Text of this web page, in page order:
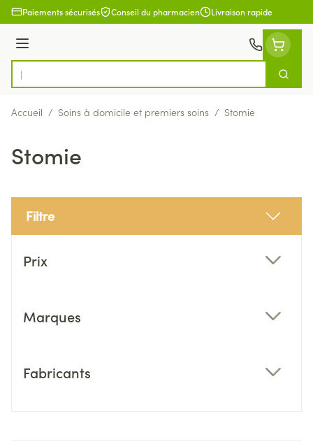
Aller au contenu
Paiements sécurisés Conseil du pharmacien Livraison rapide
Menu
Rechercher
Accueil / Soins à domicile et premiers soins / Stomie
Stomie
Filtre
Prix
Marques
Fabricants